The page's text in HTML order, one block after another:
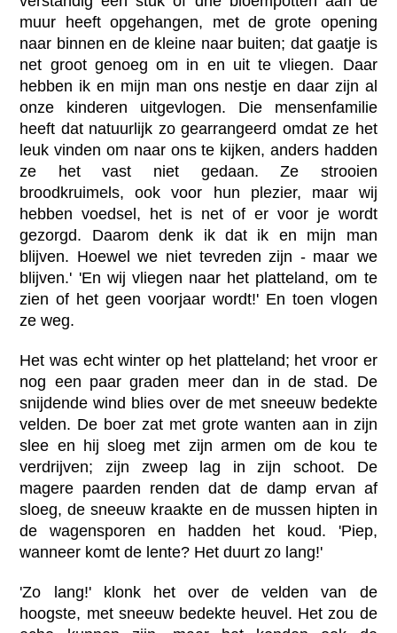
muur heeft opgehangen, met de grote opening
naar binnen en de kleine naar buiten; dat gaatje is
net groot genoeg om in en uit te vliegen. Daar
hebben ik en mijn man ons nestje en daar zijn al
onze kinderen uitgevlogen. Die mensenfamilie
heeft dat natuurlijk zo gearrangeerd omdat ze het
leuk vinden om naar ons te kijken, anders hadden
ze het vast niet gedaan. Ze strooien
broodkruimels, ook voor hun plezier, maar wij
hebben voedsel, het is net of er voor je wordt
gezorgd. Daarom denk ik dat ik en mijn man
blijven. Hoewel we niet tevreden zijn - maar we
blijven.' 'En wij vliegen naar het platteland, om te
zien of het geen voorjaar wordt!' En toen vlogen
ze weg.
Het was echt winter op het platteland; het vroor er
nog een paar graden meer dan in de stad. De
snijdende wind blies over de met sneeuw bedekte
velden. De boer zat met grote wanten aan in zijn
slee en hij sloeg met zijn armen om de kou te
verdrijven; zijn zweep lag in zijn schoot. De
magere paarden renden dat de damp ervan af
sloeg, de sneeuw kraakte en de mussen hipten in
de wagensporen en hadden het koud. 'Piep,
wanneer komt de lente? Het duurt zo lang!'
'Zo lang!' klonk het over de velden van de
hoogste, met sneeuw bedekte heuvel. Het zou de